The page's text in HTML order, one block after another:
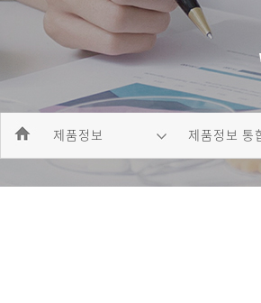
제품정보 제품정보 통